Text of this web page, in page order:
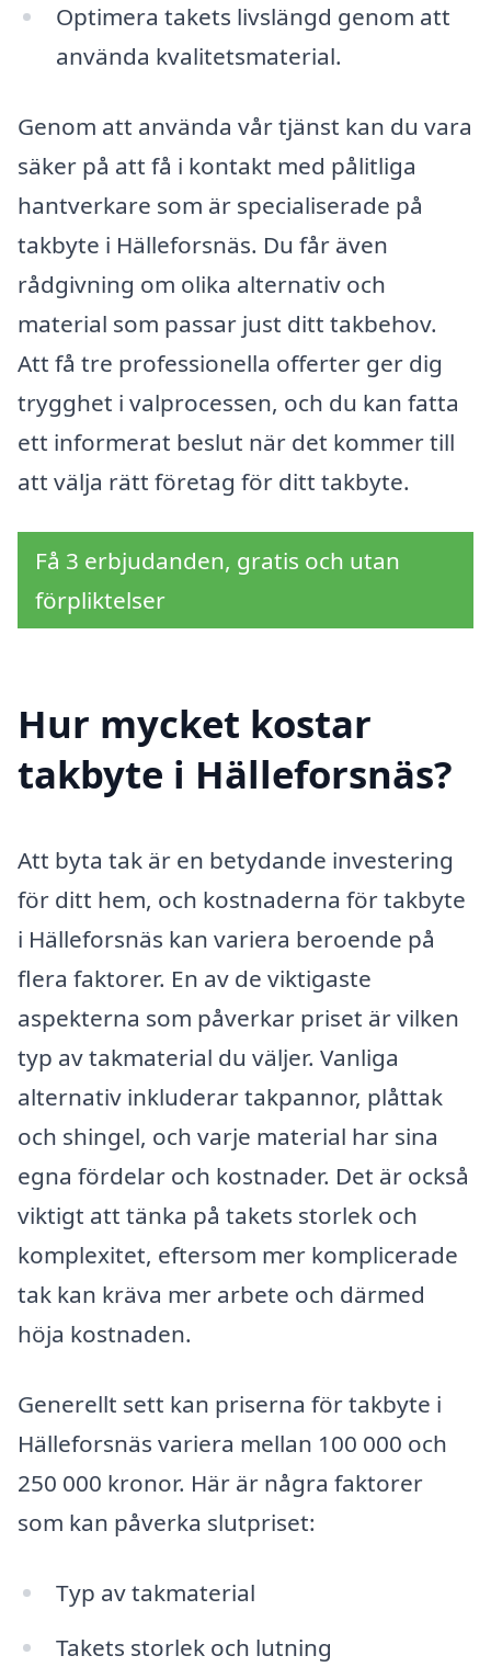
Optimera takets livslängd genom att
använda kvalitetsmaterial.
Genom att använda vår tjänst kan du vara
säker på att få i kontakt med pålitliga
hantverkare som är specialiserade på
takbyte i Hälleforsnäs. Du får även
rådgivning om olika alternativ och
material som passar just ditt takbehov.
Att få tre professionella offerter ger dig
trygghet i valprocessen, och du kan fatta
ett informerat beslut när det kommer till
att välja rätt företag för ditt takbyte.
Få 3 erbjudanden, gratis och utan
förpliktelser
Hur mycket kostar
takbyte i Hälleforsnäs?
Att byta tak är en betydande investering
för ditt hem, och kostnaderna för takbyte
i Hälleforsnäs kan variera beroende på
flera faktorer. En av de viktigaste
aspekterna som påverkar priset är vilken
typ av takmaterial du väljer. Vanliga
alternativ inkluderar takpannor, plåttak
och shingel, och varje material har sina
egna fördelar och kostnader. Det är också
viktigt att tänka på takets storlek och
komplexitet, eftersom mer komplicerade
tak kan kräva mer arbete och därmed
höja kostnaden.
Generellt sett kan priserna för takbyte i
Hälleforsnäs variera mellan 100 000 och
250 000 kronor. Här är några faktorer
som kan påverka slutpriset:
Typ av takmaterial
Takets storlek och lutning